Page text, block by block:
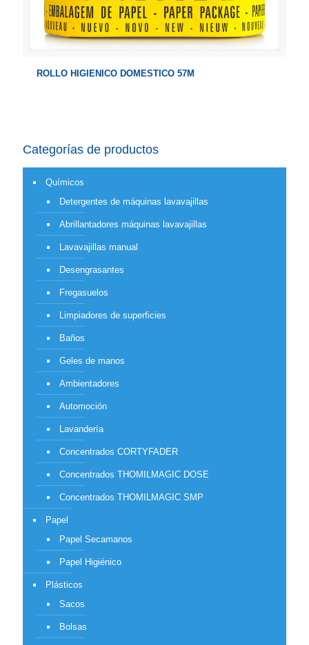
ROLLO HIGIENICO DOMESTICO 57M
Categorías de productos
Químicos
Detergentes de máquinas lavavajillas
Abrillantadores máquinas lavavajillas
Lavavajillas manual
Desengrasantes
Fregasuelos
Limpiadores de superficies
Baños
Geles de manos
Ambientadores
Automoción
Lavandería
Concentrados CORTYFADER
Concentrados THOMILMAGIC DOSE
Concentrados THOMILMAGIC SMP
Papel
Papel Secamanos
Papel Higiénico
Plásticos
Sacos
Bolsas